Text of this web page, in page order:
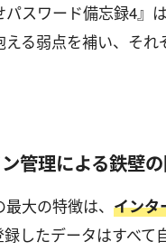
パスワード備忘録4
える弱点を補い、そ
管理による鉄壁
大の特徴は、 インタ
録したデータはすべ